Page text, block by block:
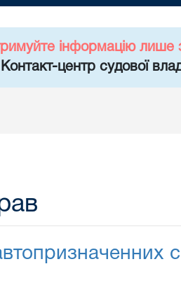
інформацію лише
центр судової